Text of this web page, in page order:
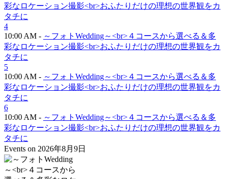
彩なロケーション撮影<br>おふたりだけの理想の世界観をカ
タチに
4
10:00 AM - ～フォトWedding～<br>４コースから選べる＆多
彩なロケーション撮影<br>おふたりだけの理想の世界観をカ
タチに
5
10:00 AM - ～フォトWedding～<br>４コースから選べる＆多
彩なロケーション撮影<br>おふたりだけの理想の世界観をカ
タチに
6
10:00 AM - ～フォトWedding～<br>４コースから選べる＆多
彩なロケーション撮影<br>おふたりだけの理想の世界観をカ
タチに
Events on 2026年8月9日